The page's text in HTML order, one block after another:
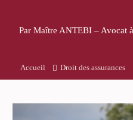
Par Maître ANTEBI – Avocat
Accueil Droit des assurances